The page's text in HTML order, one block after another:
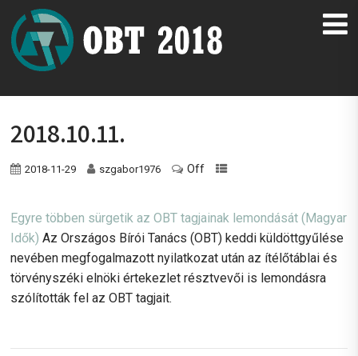
2018.10.11.
2018-11-29 szgabor1976 Off
Egyre többen sürgetik az OBT tagjainak lemondását(Magyar
Idők) Az Országos Bírói Tanács (OBT) keddi küldöttgyűlése
nevében megfogalmazott nyilatkozat után az ítélőtáblai és
törvényszéki elnöki értekezlet résztvevői is lemondásra
szólították fel az OBT tagjait.